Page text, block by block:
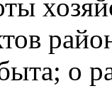
о